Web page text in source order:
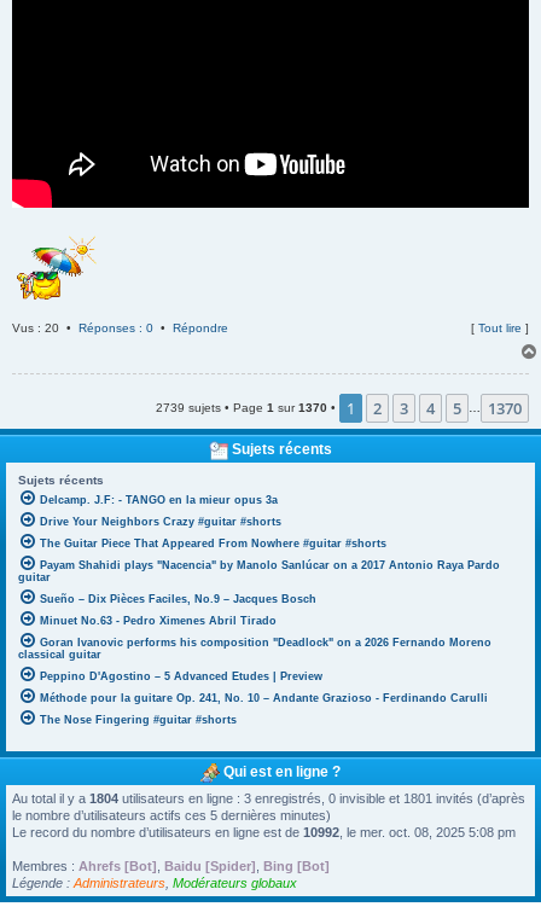
Vus : 20 • Réponses : 0 • Répondre [ Tout lire ]
2739 sujets • Page 1 sur1370 • 1 2 3 4 5 1370
Sujets récents
Sujets récents
Delcamp. J.F: - TANGO en la mieur opus 3a
Drive Your Neighbors Crazy #guitar #shorts
The Guitar Piece That Appeared From Nowhere #guitar #shorts
Payam Shahidi plays "Nacencia" by Manolo Sanlúcar on a 2017 Antonio Raya Pardo
guitar
Sueño – Dix Pièces Faciles, No.9 – Jacques Bosch
Minuet No.63 - Pedro Ximenes Abril Tirado
Goran Ivanovic performs his composition "Deadlock" on a 2026 Fernando Moreno
classical guitar
Peppino D'Agostino – 5 Advanced Etudes | Preview
Méthode pour la guitare Op. 241, No. 10 – Andante Grazioso - Ferdinando Carulli
The Nose Fingering #guitar #shorts
Qui est en ligne ?
Au total il y a 1804 utilisateurs en ligne : 3 enregistrés, 0 invisible et 1801 invités (d’après
le nombre d’utilisateurs actifs ces 5 dernières minutes)
Le record du nombre d’utilisateurs en ligne est de 10992 , le mer. oct. 08, 2025 5:08 pm
Membres : Ahrefs [Bot] Baidu [Spider] Bing [Bot]
Légende : Administrateurs Modérateurs globaux